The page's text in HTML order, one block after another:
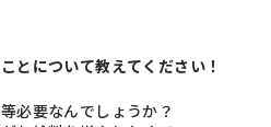
とについて教えてください！
必要なんでしょうか？